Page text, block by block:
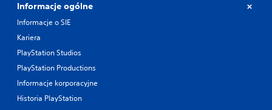
Informacje ogólne
Informacje o SIE
Kariera
PlayStation Studios
PlayStation Productions
Informacje korporacyjne
Historia PlayStation